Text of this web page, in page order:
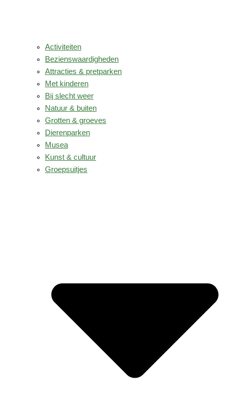
Activiteiten
Bezienswaardigheden
Attracties & pretparken
Met kinderen
Bij slecht weer
Natuur & buiten
Grotten & groeves
Dierenparken
Musea
Kunst & cultuur
Groepsuitjes